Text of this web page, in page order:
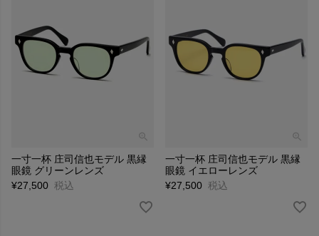
一寸一杯 庄司信也モデル 黒縁
眼鏡 グリーンレンズ
¥27,500 税込
一寸一杯 庄司信也モデル 黒縁
眼鏡 イエローレンズ
¥27,500 税込